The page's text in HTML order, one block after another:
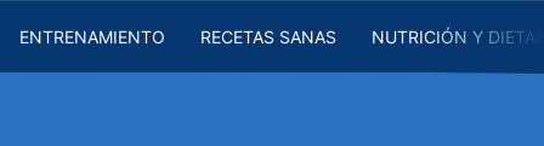
ENTRENAMIENTO RECETAS SANAS NUTRICIÓN Y